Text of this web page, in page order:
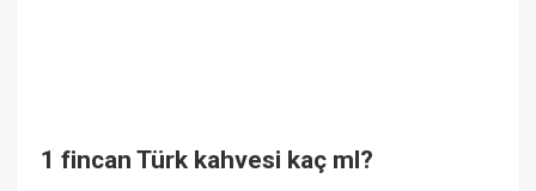
1 fincan Türk kahvesi kaç ml?